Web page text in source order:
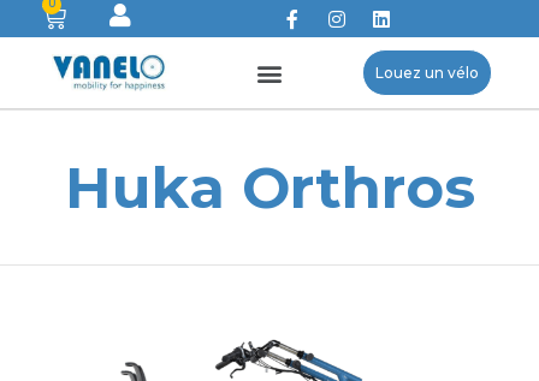
0
Louez un vélo
Huka Orthros